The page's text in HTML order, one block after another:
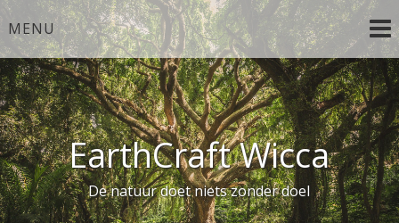
Ga
naar
de
inhoud
MENU
EarthCraft Wicca
De natuur doet niets zonder doel